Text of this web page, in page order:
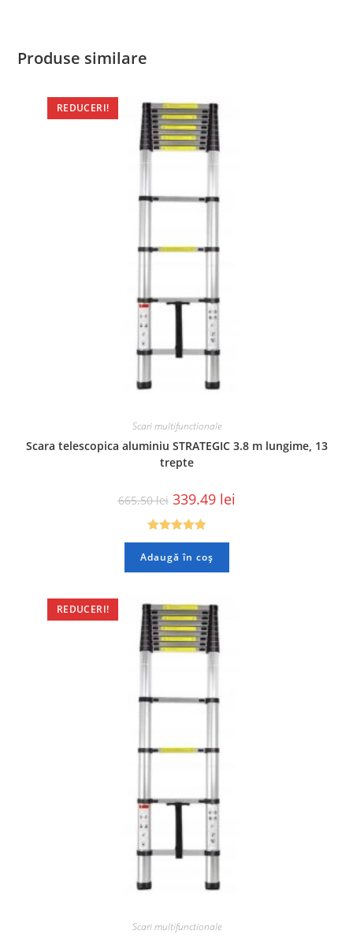
Produse similare
REDUCERI!
Scari multifunctionale
Scara telescopica aluminiu STRATEGIC 3.8 m lungime, 13
trepte
665.50lei 339.49 lei
Evaluat la
5.00din 5
Adaugă în coș
REDUCERI!
Scari multifunctionale